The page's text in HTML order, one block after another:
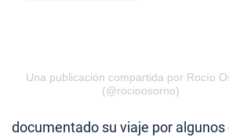
Una publicación compartida por Rocío
(@rocioosorno)
documentado su viaje por algunos